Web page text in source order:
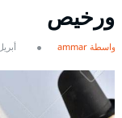
ورخيص
بواسطة ammar أبريل 5,